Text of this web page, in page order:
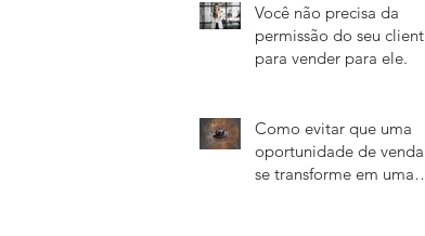
Você não precisa da
permissão do seu cliente
para vender para ele.
Como evitar que uma
oportunidade de venda
se transforme em uma